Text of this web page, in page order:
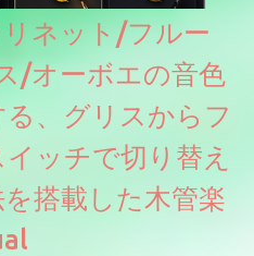
リネット/フルー
/オーボエの音色
、グリスからフ
ッチで切り替え
搭載した木管楽